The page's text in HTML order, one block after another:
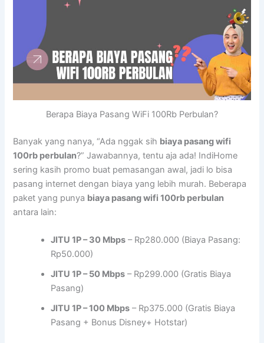
Berapa Biaya Pasang WiFi 100Rb Perbulan?
Banyak yang nanya, “Ada nggak sih biaya pasang wifi
100rb perbulan?” Jawabannya, tentu aja ada! IndiHome
sering kasih promo buat pemasangan awal, jadi lo bisa
pasang internet dengan biaya yang lebih murah. Beberapa
paket yang punya biaya pasang wifi 100rb perbulan
antara lain:
JITU 1P – 30 Mbps – Rp280.000 (Biaya Pasang:
Rp50.000)
JITU 1P – 50 Mbps – Rp299.000 (Gratis Biaya
Pasang)
JITU 1P – 100 Mbps – Rp375.000 (Gratis Biaya
Pasang + Bonus Disney+ Hotstar)